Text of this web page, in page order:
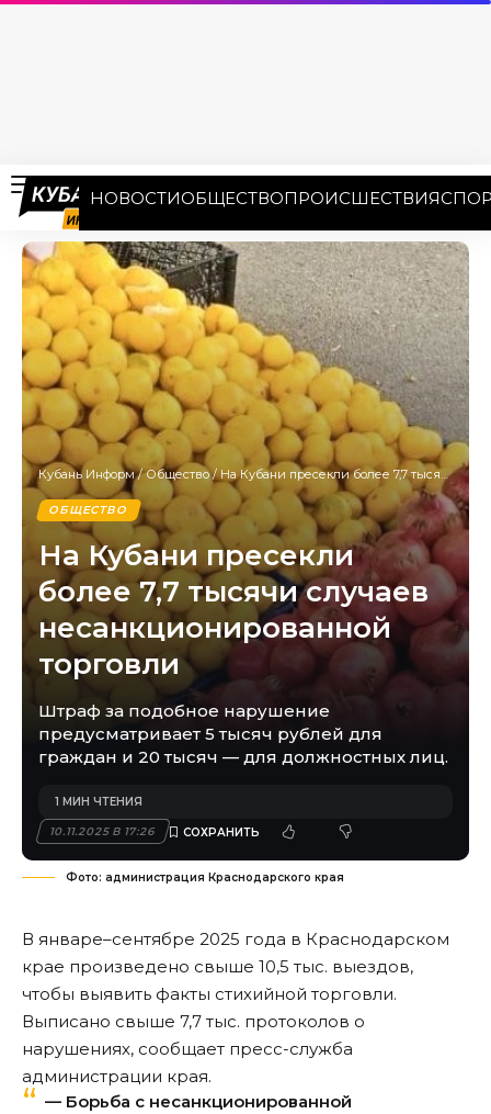
НОВОСТИОБЩЕСТВОПРОИСШЕСТВИЯ
Кубань Информ/Общество/На Кубани пресекли более 7,7 тысячи случаев несанкционированной торговли
ОБЩЕСТВО
На Кубани пресекли
более 7,7 тысячи случаев
несанкционированной
торговли
Штраф за подобное нарушение
предусматривает 5 тысяч рублей для
граждан и 20 тысяч — для должностных лиц.
10.11.2025 В 17:26
1 МИН ЧТЕНИЯ
Фото: администрация Краснодарского края
В январе–сентябре 2025 года в Краснодарском
крае произведено свыше 10,5 тыс. выездов,
чтобы выявить факты стихийной торговли.
Выписано свыше 7,7 тыс. протоколов о
нарушениях, сообщает пресс-служба
администрации края.
— Борьба с несанкционированной